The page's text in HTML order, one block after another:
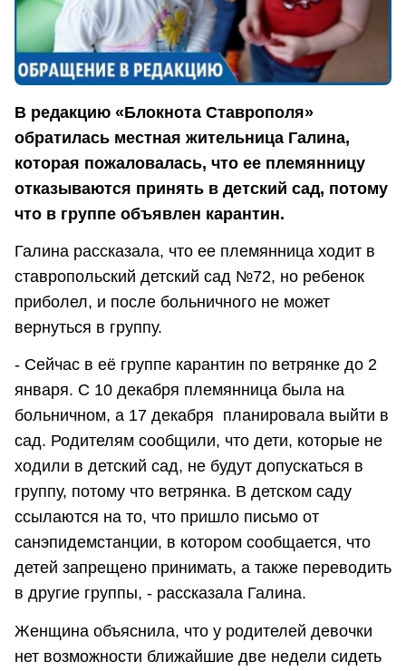
В редакцию «Блокнота Ставрополя»
обратилась местная жительница Галина,
которая пожаловалась, что ее племянницу
отказываются принять в детский сад, потому
что в группе объявлен карантин.
Галина рассказала, что ее племянница ходит в
ставропольский детский сад №72, но ребенок
приболел, и после больничного не может
вернуться в группу.
- Сейчас в её группе карантин по ветрянке до 2
января. С 10 декабря племянница была на
больничном, а 17 декабря планировала выйти в
сад. Родителям сообщили, что дети, которые не
ходили в детский сад, не будут допускаться в
группу, потому что ветрянка. В детском саду
ссылаются на то, что пришло письмо от
санэпидемстанции, в котором сообщается, что
детей запрещено принимать, а также переводить
в другие группы, - рассказала Галина.
Женщина объяснила, что у родителей девочки
нет возможности ближайшие две недели сидеть